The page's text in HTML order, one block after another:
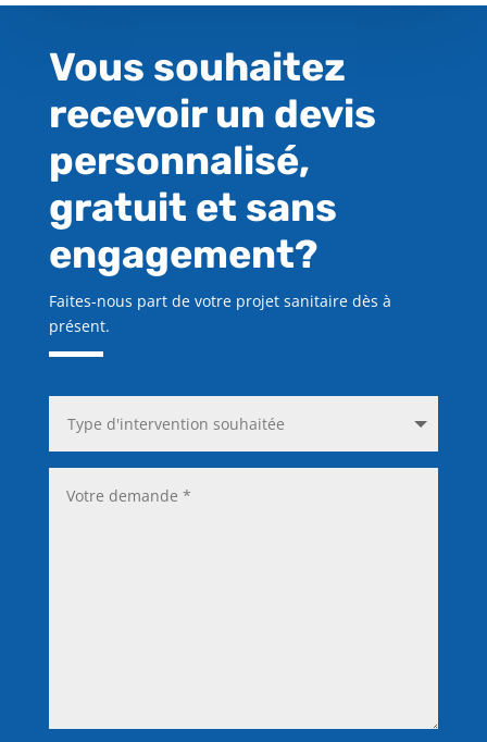
Vous souhaitez
recevoir un devis
personnalisé,
gratuit et sans
engagement?
Faites-nous part de votre projet sanitaire dès à
présent.